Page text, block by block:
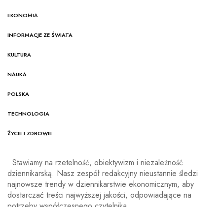
EKONOMIA
INFORMACJE ZE ŚWIATA
KULTURA
NAUKA
POLSKA
TECHNOLOGIA
ŻYCIE I ZDROWIE
Stawiamy na rzetelność, obiektywizm i niezależność
dziennikarską. Nasz zespół redakcyjny nieustannie śledzi
najnowsze trendy w dziennikarstwie ekonomicznym, aby
dostarczać treści najwyższej jakości, odpowiadające na